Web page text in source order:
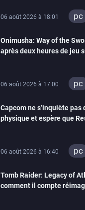
06 août 2026 à 18:01 pc
Onimusha: Way of the
après deux heures de jeu
06 août 2026 à 17:00 pc
Capcom ne s’inquiète pas
physique et espère que
06 août 2026 à 16:40 pc
Tomb Raider: Legacy of
comment il compte